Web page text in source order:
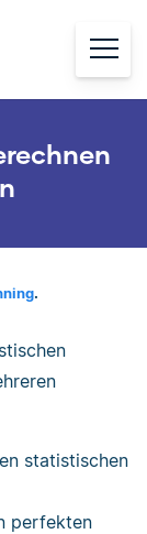
.
statistischen
perfekten